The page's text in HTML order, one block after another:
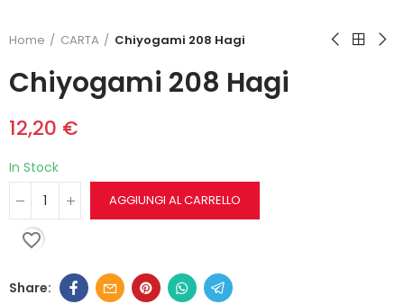
Home CARTA Chiyogami 208 Hagi
Chiyogami 208 Hagi
12,20 €
In Stock
AGGIUNGI AL CARRELLO
favorite_border